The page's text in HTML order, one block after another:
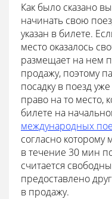
Как было сказано
начинать свою
указан в билете.
место оказалось
размещает на нем
продажу, поэтому
посадку в поезд
право на то место,
билете на
международных
согласно которому
в течение 30 мин
считается
предоставлено
в продажу.